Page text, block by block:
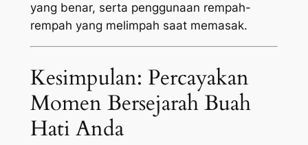
yang benar, serta penggunaan rempah-
rempah yang melimpah saat memasak.
Kesimpulan: Percayakan
Momen Bersejarah Buah
Hati Anda